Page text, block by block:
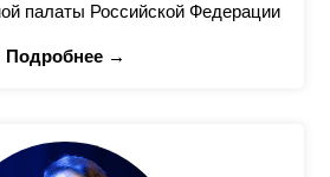
палаты Российской Федерации
Подробнее →